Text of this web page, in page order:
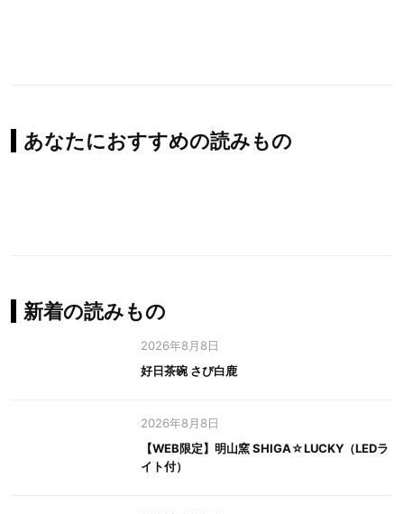
あなたにおすすめの読みもの
新着の読みもの
2026年8月8日
好日茶碗 さび白鹿
2026年8月8日
【WEB限定】明山窯 SHIGA☆LUCKY（LEDラ
イト付）